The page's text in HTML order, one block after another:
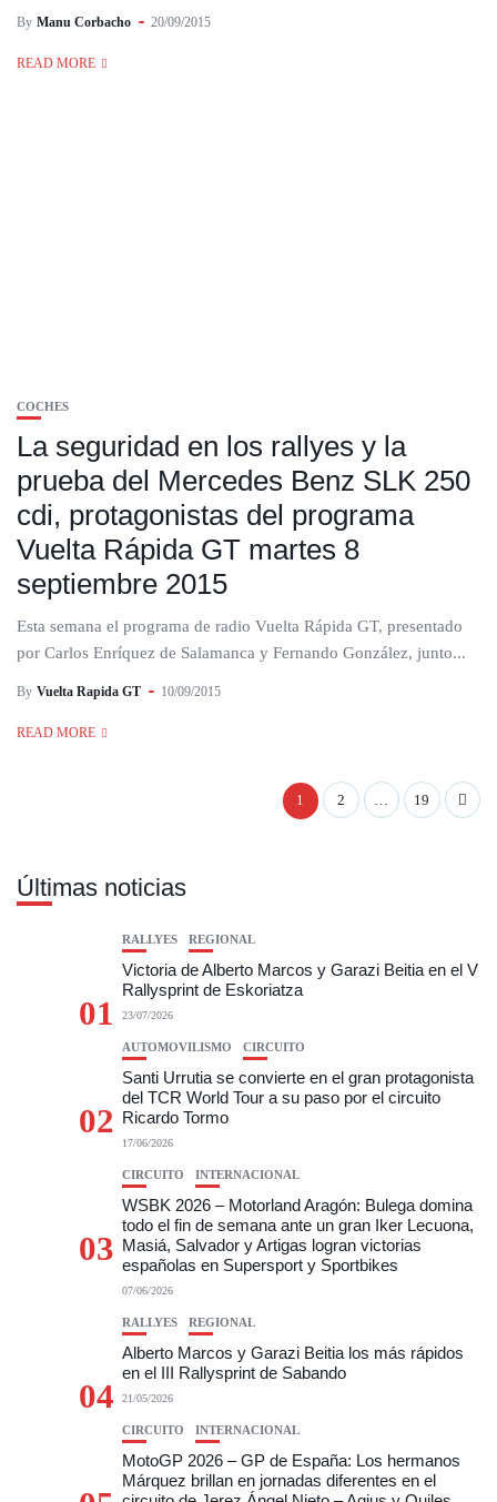
By Manu Corbacho 20/09/2015
READ MORE
COCHES
La seguridad en los rallyes y la
prueba del Mercedes Benz SLK 250
cdi, protagonistas del programa
Vuelta Rápida GT martes 8
septiembre 2015
Esta semana el programa de radio Vuelta Rápida GT, presentado
por Carlos Enríquez de Salamanca y Fernando González, junto...
By Vuelta Rapida GT 10/09/2015
READ MORE
1 2 … 19
Últimas noticias
01
RALLYES REGIONAL
Victoria de Alberto Marcos y Garazi Beitia en el V
Rallysprint de Eskoriatza
23/07/2026
02
AUTOMOVILISMO CIRCUITO
Santi Urrutia se convierte en el gran protagonista
del TCR World Tour a su paso por el circuito
Ricardo Tormo
17/06/2026
03
CIRCUITO INTERNACIONAL
WSBK 2026 – Motorland Aragón: Bulega domina
todo el fin de semana ante un gran Iker Lecuona,
Masiá, Salvador y Artigas logran victorias
españolas en Supersport y Sportbikes
07/06/2026
04
RALLYES REGIONAL
Alberto Marcos y Garazi Beitia los más rápidos
en el III Rallysprint de Sabando
21/05/2026
CIRCUITO INTERNACIONAL
MotoGP 2026 – GP de España: Los hermanos
Márquez brillan en jornadas diferentes en el